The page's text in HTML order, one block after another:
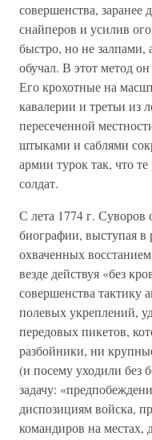
совершенства, заранее
снайперов и усилив
быстро, но не залпами,
обучал. В этот метод
Его крохотные на
кавалерии и третьи из
пересеченной
штыками и саблями
армии турок так, что
солдат.
С лета 1774 г.
биографии, выступая в
охваченных
везде действуя «без
совершенства тактику
полевых укреплений,
передовых пикетов,
разбойники, ни
(и посему уходили без
задачу:
диспозициям войска,
командиров на